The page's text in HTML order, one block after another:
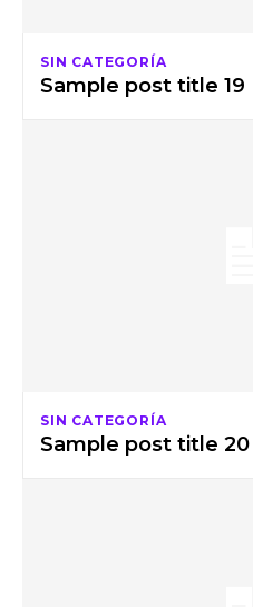
SIN CATEGORÍA
Sample post title 19
SIN CATEGORÍA
Sample post title 20